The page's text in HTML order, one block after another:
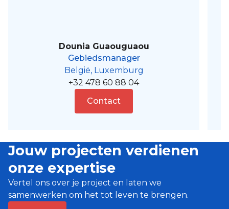
Dounia Guaouguaou
Gebiedsmanager
België, Luxemburg
+32 478 60 88 04
Contact
Jouw projecten verdienen
onze expertise
Vertel ons over je project en laten we
samenwerken om het tot leven te brengen.